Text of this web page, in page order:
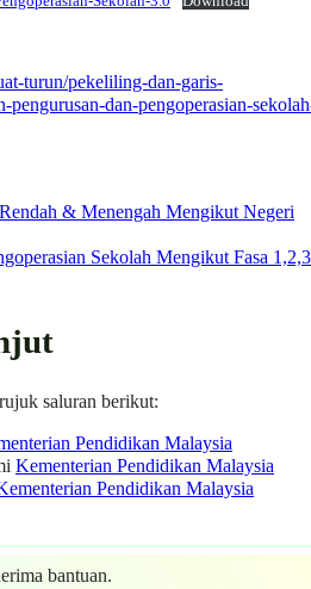
turun/pekeliling-dan-garis-
pengurusan-dan-pengoperasian-
& Menengah Mengikut Negeri
Sekolah Mengikut Fasa 1,2,3
saluran berikut:
Pendidikan Malaysia
Kementerian Pendidikan Malaysia
Pendidikan Malaysia
bantuan.